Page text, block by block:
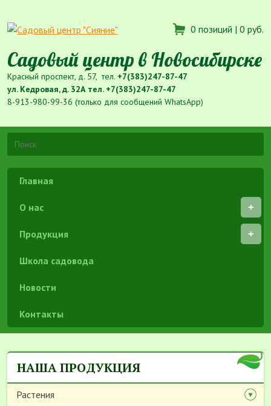
0 позиций | 0 руб.
Садовый центр в Новосибирске
Красный проспект, д. 57, тел. +7(383)247-87-47
ул. Кедровая, д. 32А тел. +7(383)247-87-47
8-913-980-99-36 (только для сообщений WhatsApp)
Главная
О нас
Продукция
Школа садовода
Новости
Контакты
НАША ПРОДУКЦИЯ
Растения